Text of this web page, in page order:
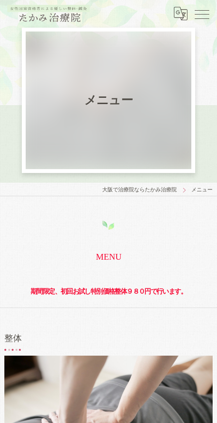
メニュー
大阪で治療院ならたかみ治療院 メニュー
期間限定、初回お試し特別価格整体９８０円で行います。
MENU
整体